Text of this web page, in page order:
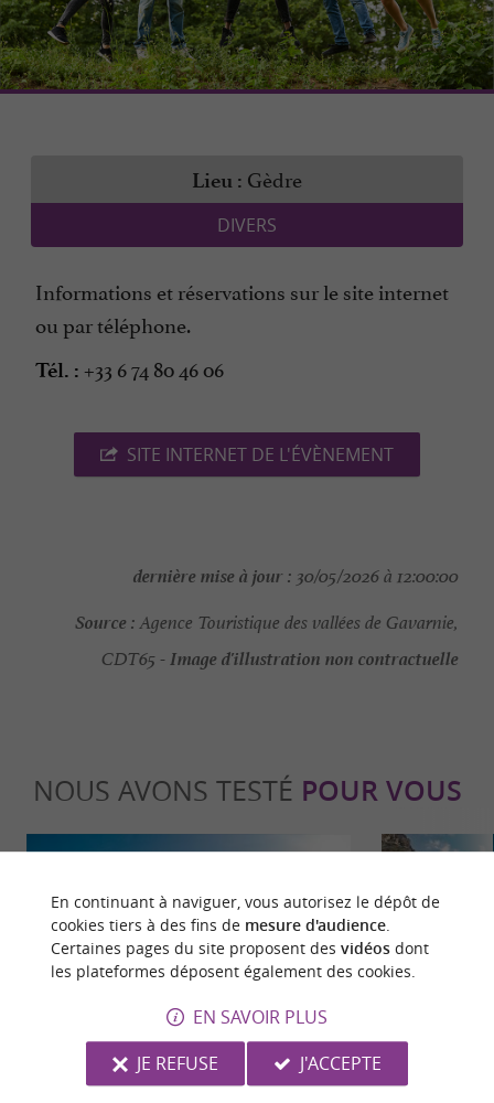
Lieu : Gèdre
DIVERS
Informations et réservations sur le site internet
ou par téléphone.
Tél. : +33 6 74 80 46 06
SITE INTERNET DE L'ÉVÈNEMENT
dernière mise à jour : 30/05/2026 à 12:00:00
Source :Agence Touristique des vallées de Gavarnie,
CDT65 -Image d'illustration non contractuelle
NOUS AVONS TESTÉ POUR VOUS
Gavarnie-Gèdre : Station de ski pour
En continuant à naviguer, vous autorisez le dépôt de
cookies tiers à des fins de mesure d'audience.
Certaines pages du site proposent des vidéosdont
les plateformes déposent également des cookies.
EN SAVOIR PLUS
JE REFUSE
J'ACCEPTE